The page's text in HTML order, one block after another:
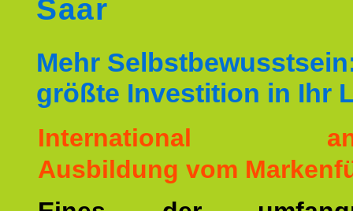
Saar
Mehr
größte Investition in Ihr
International
Ausbildung vom